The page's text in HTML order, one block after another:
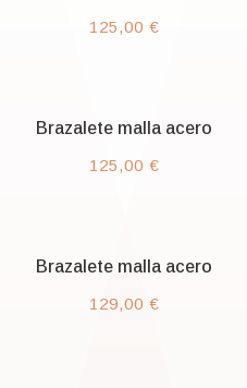
125,00 €
Brazalete malla acero
125,00 €
Brazalete malla acero
129,00 €